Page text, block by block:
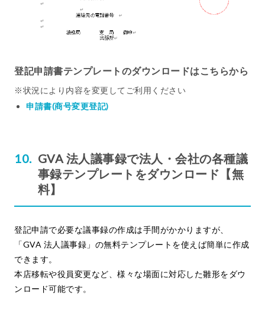
登記申請書テンプレートのダウンロードはこちらから
※状況により内容を変更してご利用ください
申請書(商号変更登記)
GVA 法人議事録で法人・会社の各種議
事録テンプレートをダウンロード【無
料】
登記申請で必要な議事録の作成は手間がかかりますが、
「GVA 法人議事録」の無料テンプレートを使えば簡単に作成
できます。
本店移転や役員変更など、様々な場面に対応した雛形をダウ
ンロード可能です。